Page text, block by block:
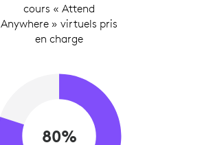
cours « Attend
Anywhere » virtuels pris
en charge
80%